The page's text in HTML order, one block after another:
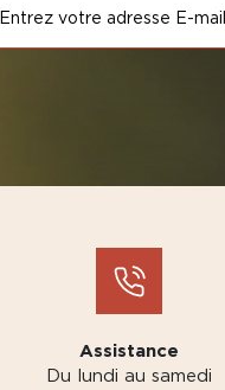
Assistance
Du lundi au samedi